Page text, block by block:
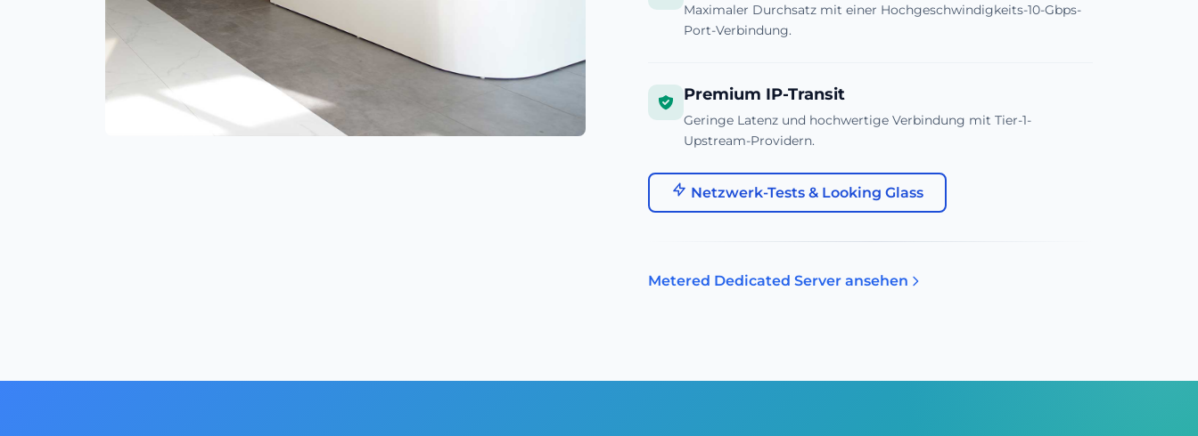
Maximaler Durchsatz mit einer Hochgeschwindigkeits-10-Gbps-
Port-Verbindung.
Premium IP-Transit
Geringe Latenz und hochwertige Verbindung mit Tier-1-
Upstream-Providern.
Netzwerk-Tests & Looking Glass
Metered Dedicated Server ansehen